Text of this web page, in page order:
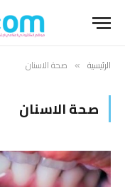
الرئيسية » صحة الاسنان
صحة الاسنان